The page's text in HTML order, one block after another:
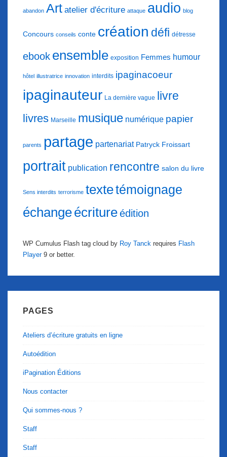
abandon Art atelier d'écriture attaque audio blog
Concours conseils conte création défi détresse
ebook ensemble exposition Femmes humour
hôtel illustratrice innovation interdits ipaginacoeur
ipaginauteur La dernière vague livre
livres Marseille musique numérique papier
parents partage partenariat Patryck Froissart
portrait publication rencontre salon du livre
Sens interdits terrorisme textetémoignage
échangeécritureédition
WP Cumulus Flash tag cloud by Roy Tanck requires Flash
Player9 or better.
PAGES
Ateliers d’écriture gratuits en ligne
Autoédition
iPagination Éditions
Nous contacter
Qui sommes-nous ?
Staff
Staff